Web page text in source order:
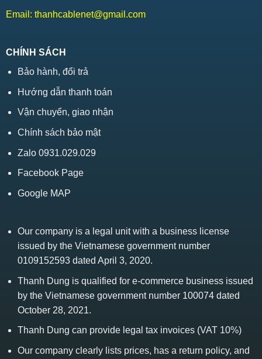
Email: thanhcablenet@gmail.com
CHÍNH SÁCH
Bảo hành, đổi trả
Hướng dẫn thanh toán
Vận chuyển, giao nhận
Chính sách bảo mật
Zalo 0931.029.029
Facebook Page
Google MAP
Our company is a legal unit with a business license
issued by the Vietnamese government number
0109152593 dated April 3, 2020.
Thanh Dung is qualified for e-commerce business issued
by the Vietnamese government number 100074 dated
October 28, 2021.
Thanh Dung can provide legal tax invoices (VAT 10%)
Our company clearly lists prices, has a return policy, and